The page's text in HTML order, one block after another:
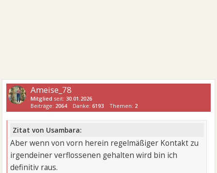
Ameise_78
Mitglied seit:30.01.2026
Beiträge: 2064 Danke:6193 Themen: 2
Zitat von Usambara:
Aber wenn von vorn herein regelmäßiger Kontakt zu
irgendeiner verflossenen gehalten wird bin ich
definitiv raus.